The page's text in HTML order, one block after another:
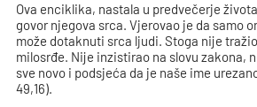
Ova enciklika, nastala u predvečerje
govor njegova srca. Vjerovao je da samo
može dotaknuti srca ljudi. Stoga nije
milosrđe. Nije inzistirao na slovu zakona,
sve novo i podsjeća da je naše ime
49,16).